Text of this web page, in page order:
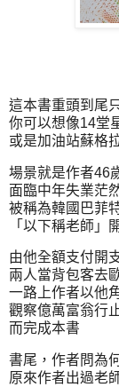
這本書重頭到尾
你可以想像14堂
或是加油站蘇格
場景就是作者46
面臨中年失業茫
被稱為韓國巴菲
「以下稱老師」
由他全額支付開
兩人當背包客去
一路上作者以他
觀察億萬富翁行
而完成本書
書尾，作者問為
原來作者出過老